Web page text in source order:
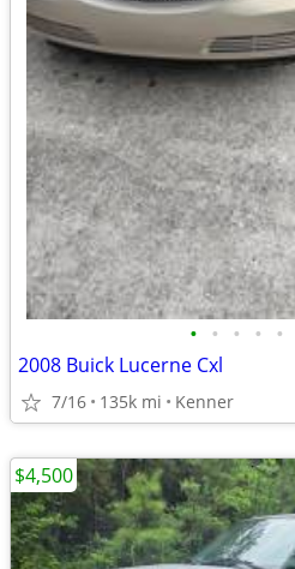
• • • • •
2008 Buick Lucerne Cxl
7/16 135k mi Kenner
$4,500